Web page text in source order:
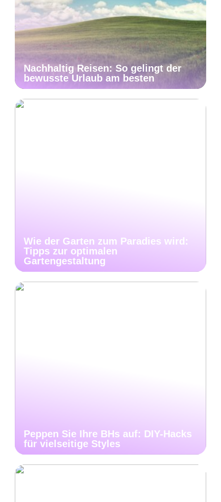
Nachhaltig Reisen: So gelingt der
bewusste Urlaub am besten
Wie der Garten zum Paradies wird:
Tipps zur optimalen
Gartengestaltung
Peppen Sie Ihre BHs auf: DIY-Hacks
für vielseitige Styles